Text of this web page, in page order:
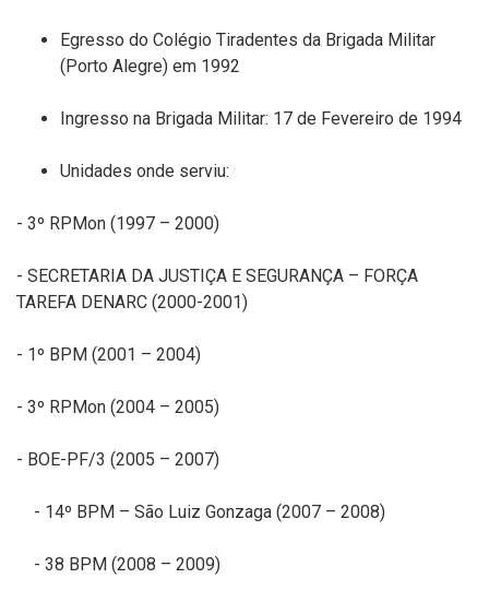
Egresso do Colégio Tiradentes da Brigada Militar
(Porto Alegre) em 1992
Ingresso na Brigada Militar: 17 de Fevereiro de 1994
Unidades onde serviu:
- 3º RPMon (1997 – 2000)
- SECRETARIA DA JUSTIÇA E SEGURANÇA – FORÇA
TAREFA DENARC (2000-2001)
- 1º BPM (2001 – 2004)
- 3º RPMon (2004 – 2005)
- BOE-PF/3 (2005 – 2007)
- 14º BPM – São Luiz Gonzaga (2007 – 2008)
- 38 BPM (2008 – 2009)